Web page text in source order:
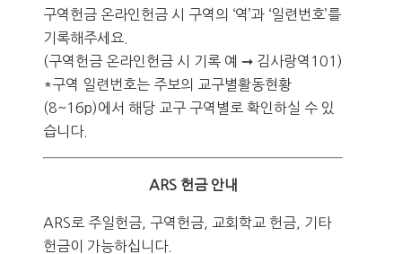
구역헌금 온라인헌금 시 구역의 ‘역’과 ‘일련번호’를
기록해주세요.
(구역헌금 온라인헌금 시 기록 예 ➞ 김사랑역101)
*구역 일련번호는 주보의 교구별활동현황
(8~16p)에서 해당 교구 구역별로 확인하실 수 있
습니다.
ARS 헌금 안내
ARS로 주일헌금, 구역헌금, 교회학교 헌금, 기타
헌금이 가능하십니다.